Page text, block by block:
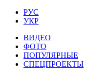
РУС
УКР
ВИДЕО
ФОТО
ПОПУЛЯРНЫЕ
СПЕЦПРОЕКТЫ